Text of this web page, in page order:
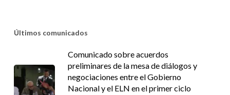
Últimos comunicados
Comunicado sobre acuerdos
preliminares de la mesa de diálogos y
negociaciones entre el Gobierno
Nacional y el ELN en el primer ciclo